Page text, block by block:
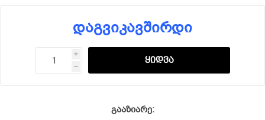
დაგვიკავშირდი
i
h
გააზიარე: